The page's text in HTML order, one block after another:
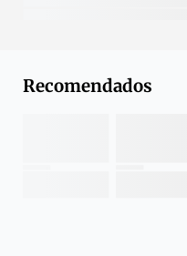
Recomendados